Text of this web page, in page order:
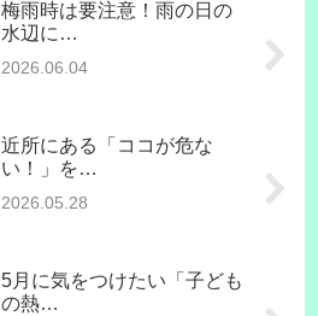
梅雨時は要注意！雨の日の
水辺に…
2026.06.04
近所にある「ココが危な
い！」を…
2026.05.28
5月に気をつけたい「子ども
の熱…